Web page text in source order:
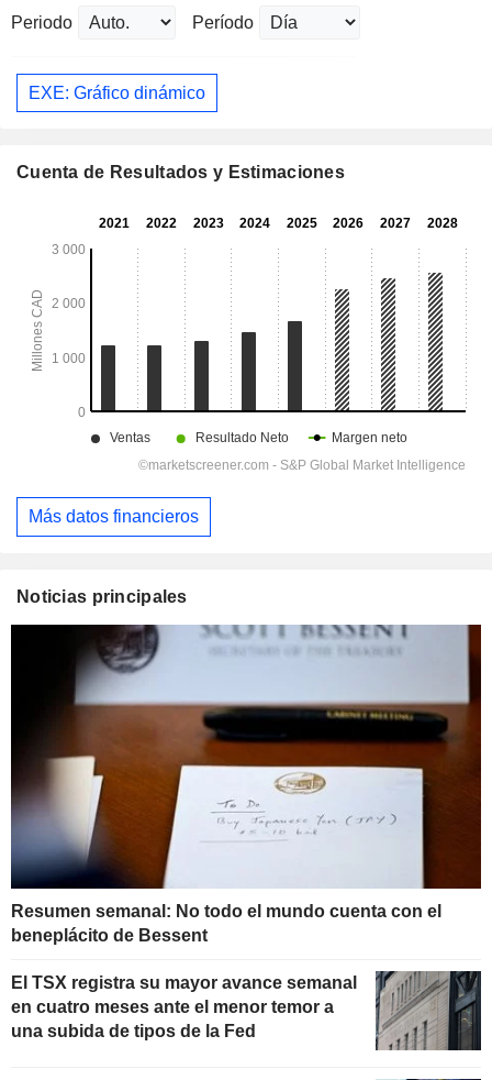
Periodo Período
EXE: Gráfico dinámico
Cuenta de Resultados y Estimaciones
Más datos financieros
Noticias principales
Resumen semanal: No todo el mundo cuenta con el
beneplácito de Bessent
El TSX registra su mayor avance semanal
en cuatro meses ante el menor temor a
una subida de tipos de la Fed